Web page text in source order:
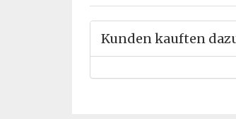
Kunden kauften